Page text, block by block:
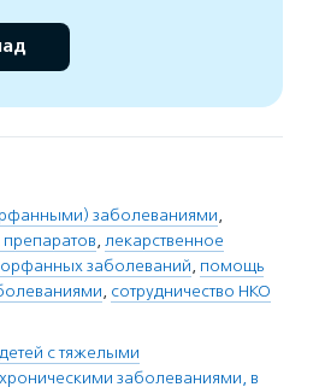
заболеваниями,
, лекарственное
заболеваний, помощь
, сотрудничество НКО
с тяжелыми
заболеваниями, в